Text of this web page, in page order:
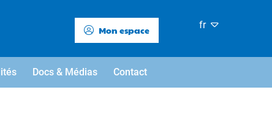
Mon espace fr
Docs & Médias Contact